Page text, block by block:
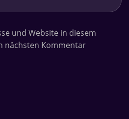
und Website in diesem
nächsten Kommentar